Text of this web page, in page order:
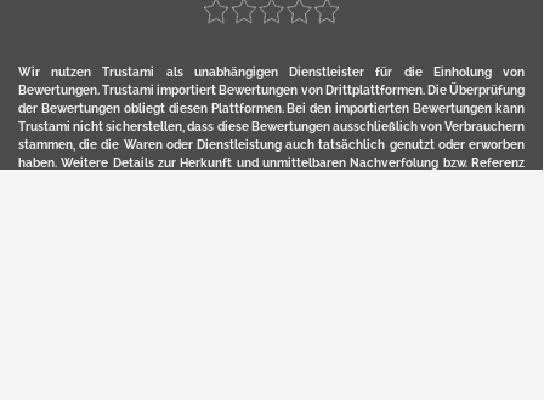
Wir nutzen Trustami als unabhängigen Dienstleister für die Einholung von
Bewertungen. Trustami importiert Bewertungen von Drittplattformen. Die Überprüfung
der Bewertungen obliegt diesen Plattformen. Bei den importierten Bewertungen kann
Trustami nicht sicherstellen, dass diese Bewertungen ausschließlich von Verbrauchern
stammen, die die Waren oder Dienstleistung auch tatsächlich genutzt oder erworben
haben. Weitere Details zur Herkunft und unmittelbaren Nachverfolung bzw. Referenz